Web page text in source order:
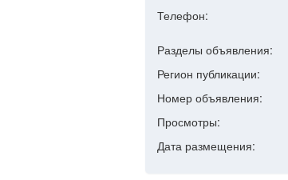
Телефон:
Разделы объявления:
Регион публикации:
Номер объявления:
Просмотры:
Дата размещения: